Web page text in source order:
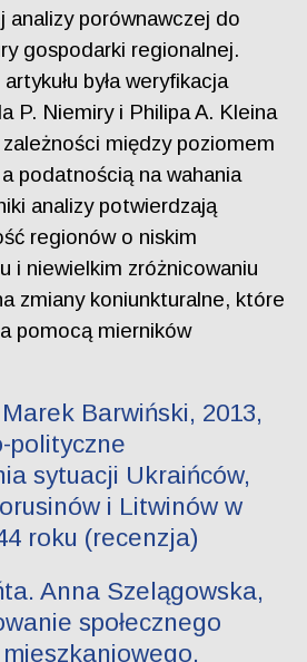
analizy porównawczej do
gospodarki regionalnej.
była weryfikacja
P. Niemiry i Philipa A. Kleina
między poziomem
podatnością na wahania
analizy potwierdzają
regionów o niskim
i niewielkim zróżnicowaniu
zmiany koniunkturalne, które
pomocą mierników
Barwiński, 2013,
polityczne
sytuacji Ukraińców,
i Litwinów w
roku (recenzja)
Anna Szelągowska,
społecznego